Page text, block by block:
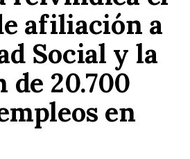
afiliación a
Social y la
de 20.700
en